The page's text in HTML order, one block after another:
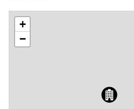
+
−